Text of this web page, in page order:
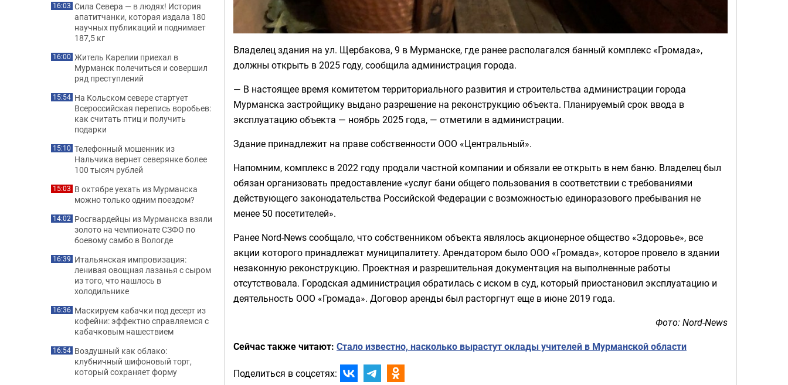
Владелец здания на ул. Щербакова, 9 в Мурманске, где ранее располагался банный комплекс «Громада»,
должны открыть в 2025 году, сообщила администрация города.
— В настоящее время комитетом территориального развития и строительства администрации города
Мурманска застройщику выдано разрешение на реконструкцию объекта. Планируемый срок ввода в
эксплуатацию объекта — ноябрь 2025 года, — отметили в администрации.
Здание принадлежит на праве собственности ООО «Центральный».
Напомним, комплекс в 2022 году продали частной компании и обязали ее открыть в нем баню. Владелец был
обязан организовать предоставление «услуг бани общего пользования в соответствии с требованиями
действующего законодательства Российской Федерации с возможностью единоразового пребывания не
менее 50 посетителей».
Ранее Nord-News сообщало, что собственником объекта являлось акционерное общество «Здоровье», все
акции которого принадлежат муниципалитету. Арендатором было ООО «Громада», которое провело в здании
незаконную реконструкцию. Проектная и разрешительная документация на выполненные работы
отсутствовала. Городская администрация обратилась с иском в суд, который приостановил эксплуатацию и
деятельность ООО «Громада». Договор аренды был расторгнут еще в июне 2019 года.
Фото: Nord-News
Сейчас также читают: Стало известно, насколько вырастут оклады учителей в Мурманской области
Поделиться в соцсетях:
16:03 Сила Севера — в людях! История
апатитчанки, которая издала 180
научных публикаций и поднимает
187,5 кг
16:00 Житель Карелии приехал в
Мурманск полечиться и совершил
ряд преступлений
15:54 На Кольском севере стартует
Всероссийская перепись воробьев:
как считать птиц и получить
подарки
15:10 Телефонный мошенник из
Нальчика вернет северянке более
100 тысяч рублей
15:03 В октябре уехать из Мурманска
можно только одним поездом?
14:02 Росгвардейцы из Мурманска взяли
золото на чемпионате СЗФО по
боевому самбо в Вологде
16:39 Итальянская импровизация:
ленивая овощная лазанья с сыром
из того, что нашлось в
холодильнике
16:36 Маскируем кабачки под десерт из
кофейни: эффектно справляемся с
кабачковым нашествием
16:54 Воздушный как облако:
клубничный шифоновый торт,
который сохраняет форму